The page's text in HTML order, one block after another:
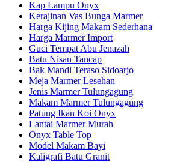
Kap Lampu Onyx
Kerajinan Vas Bunga Marmer
Harga Kijing Makam Sederhana
Harga Marmer Import
Guci Tempat Abu Jenazah
Batu Nisan Tancap
Bak Mandi Teraso Sidoarjo
Meja Marmer Lesehan
Jenis Marmer Tulungagung
Makam Marmer Tulungagung
Patung Ikan Koi Onyx
Lantai Marmer Murah
Onyx Table Top
Model Makam Bayi
Kaligrafi Batu Granit